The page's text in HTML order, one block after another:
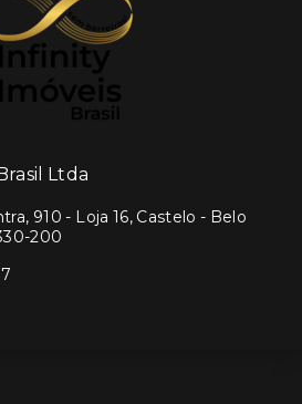
Ltda
910 - Loja 16, Castelo - Belo
200